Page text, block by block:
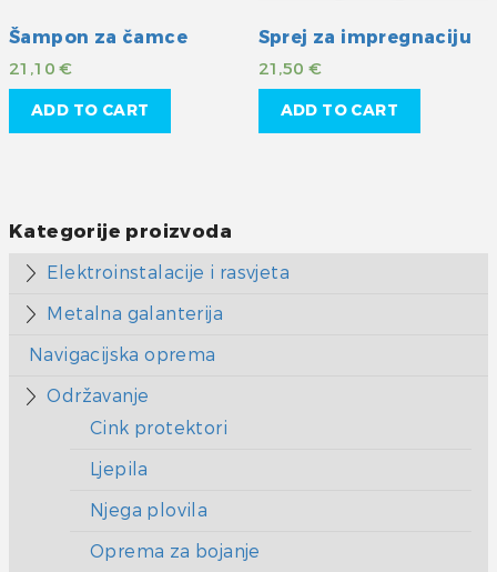
Šampon za čamce
21,10€
ADD TO CART
Sprej za impregnaciju
21,50€
ADD TO CART
Kategorije proizvoda
Elektroinstalacije i rasvjeta
Metalna galanterija
Navigacijska oprema
Održavanje
Cink protektori
Ljepila
Njega plovila
Oprema za bojanje